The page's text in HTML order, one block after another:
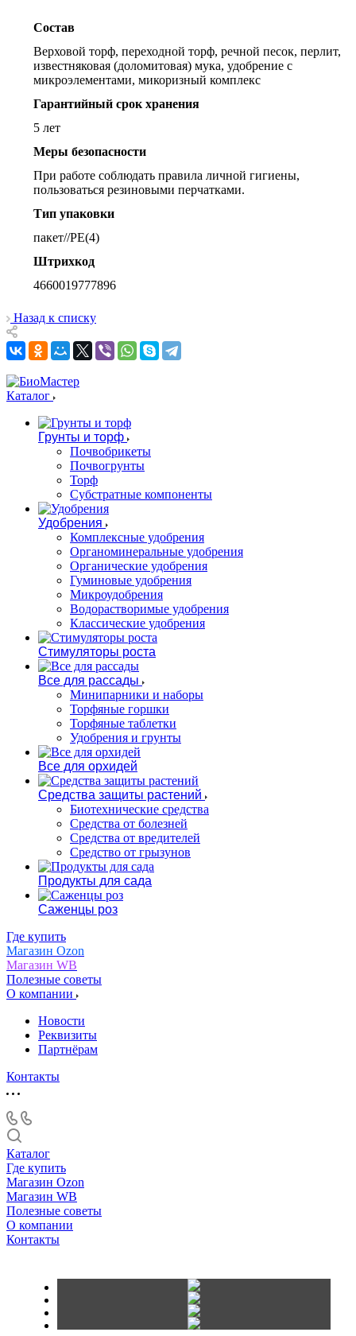
Состав
Верховой торф, переходной торф, речной песок, перлит,
известняковая (доломитовая) мука, удобрение с
микроэлементами, микоризный комплекс
Гарантийный срок хранения
5 лет
Меры безопасности
При работе соблюдать правила личной гигиены,
пользоваться резиновыми перчатками.
Тип упаковки
пакет//PE(4)
Штрихкод
4660019777896
Назад к списку
Каталог
Грунты и торф
Почвобрикеты
Почвогрунты
Торф
Субстратные компоненты
Удобрения
Комплексные удобрения
Органоминеральные удобрения
Органические удобрения
Гуминовые удобрения
Микроудобрения
Водорастворимые удобрения
Классические удобрения
Стимуляторы роста
Все для рассады
Минипарники и наборы
Торфяные горшки
Торфяные таблетки
Удобрения и грунты
Все для орхидей
Средства защиты растений
Биотехнические средства
Средства от болезней
Средства от вредителей
Средство от грызунов
Продукты для сада
Саженцы роз
Где купить
Магазин Ozon
Магазин WB
Полезные советы
О компании
Новости
Реквизиты
Партнёрам
Контакты
Каталог
Где купить
Магазин Ozon
Магазин WB
Полезные советы
О компании
Контакты